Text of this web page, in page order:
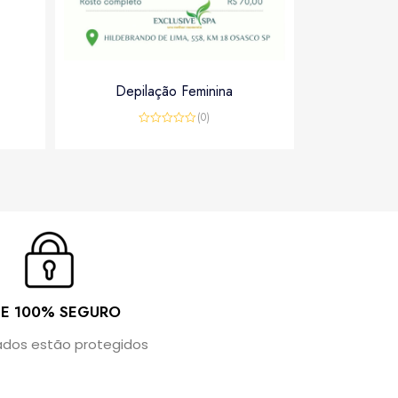
Depilação Feminina
(0)
100% SEGURO
estão protegidos